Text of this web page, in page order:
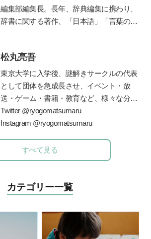
数のメディアに出演し、全国のおにぎり文
化を語る。両親を病気で亡くしたことをき
の大切さに目覚め、管理栄養士を目指すべ
く大学へ進学。2023年春、国家試験に合格
し、管理栄養士となる。
編集部編集長。長年、辞典編集に携わり、
辞書に関する著作、「日本語」「言葉の使
（時事通信社/角川ソフィア文庫）『さら
に悩ましい国語辞典』（時事通信社）、
『微妙におかしな日本語』『辞書編集、三
十七年』（いずれも草思社）、『一生もの
の語彙力』（ナツメ社）、『辞典編集者が
選ぶ 美しい日本語101』（時事通信
ば知るほどお相撲ことば』（ベースボー
ル・マガジン社）。NHKの人気番組『チコ
パートとして登場。新刊の『やっぱり悩ま
しい国語辞典』（時事通信社）が好評発売
松丸亮吾
東京大学に入学後、謎解きサークルの代表
として団体を急成長させ、イベント・放
送・ゲーム・書籍・教育など、様々な分野
で一大ブームを巻き起こしている
の仕掛け人。現在は東大発の謎解きクリエ
とともに様々なメディアに謎解きを仕掛け
ている。監修書籍に、『東大ナゾトレ』シ
クール』『東大松丸式
トキ探偵団』(小学館)『頭をつかう新習慣
ナゾときタイム』(NHK出版)、など多数の
謎解き本を手がける。
Twitter @ryogomatsumaru
Instagram @ryogomatsumaru
すべて見る
カテゴリー一覧